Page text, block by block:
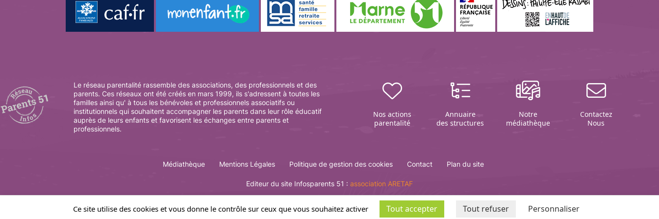
Le réseau parentalité rassemble des associations, des professionnels et des
parents. Ces réseaux ont été créés en mars 1999, ils s'adressent à toutes les
familles ainsi qu' à tous les bénévoles et professionnels associatifs ou
institutionnels qui souhaitent accompagner les parents dans leur rôle éducatif
auprès de leurs enfants et favorisent les échanges entre parents et
professionnels.
Nos actions
parentalité
Annuaire
des structures
Notre
médiathèque
Contactez
Nous
Médiathèque Mentions Légales Politique de gestion des cookies Contact Plan du site
Editeur du site Infosparents 51 : association ARETAF
Ce site utilise des cookies et vous donne le contrôle sur ceux que vous souhaitez activer Tout accepter Tout refuser Personnaliser